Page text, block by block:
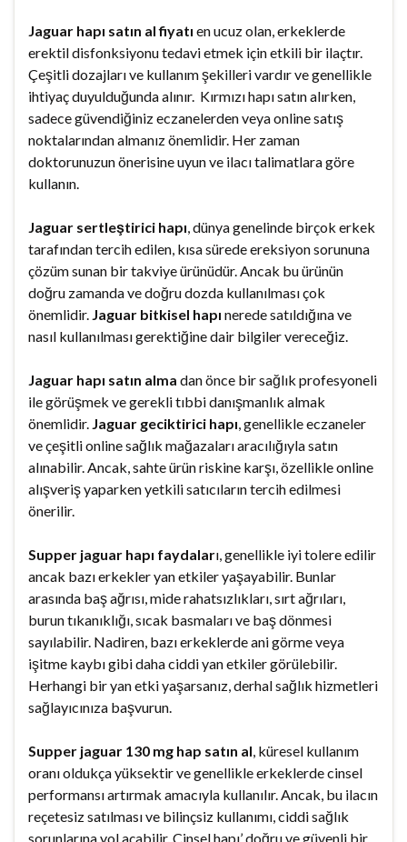
Jaguar hapı satın al fiyatı en ucuz olan, erkeklerde
erektil disfonksiyonu tedavi etmek için etkili bir ilaçtır.
Çeşitli dozajları ve kullanım şekilleri vardır ve genellikle
ihtiyaç duyulduğunda alınır. Kırmızı hapı satın alırken,
sadece güvendiğiniz eczanelerden veya online satış
noktalarından almanız önemlidir. Her zaman
doktorunuzun önerisine uyun ve ilacı talimatlara göre
kullanın.
Jaguar sertleştirici hapı, dünya genelinde birçok erkek
tarafından tercih edilen, kısa sürede ereksiyon sorununa
çözüm sunan bir takviye ürünüdür. Ancak bu ürünün
doğru zamanda ve doğru dozda kullanılması çok
önemlidir. Jaguar bitkisel hapı nerede satıldığına ve
nasıl kullanılması gerektiğine dair bilgiler vereceğiz.
Jaguar hapı satın alma dan önce bir sağlık profesyoneli
ile görüşmek ve gerekli tıbbi danışmanlık almak
önemlidir. Jaguar geciktirici hapı, genellikle eczaneler
ve çeşitli online sağlık mağazaları aracılığıyla satın
alınabilir. Ancak, sahte ürün riskine karşı, özellikle online
alışveriş yaparken yetkili satıcıların tercih edilmesi
önerilir.
Supper jaguar hapı faydaları, genellikle iyi tolere edilir
ancak bazı erkekler yan etkiler yaşayabilir. Bunlar
arasında baş ağrısı, mide rahatsızlıkları, sırt ağrıları,
burun tıkanıklığı, sıcak basmaları ve baş dönmesi
sayılabilir. Nadiren, bazı erkeklerde ani görme veya
işitme kaybı gibi daha ciddi yan etkiler görülebilir.
Herhangi bir yan etki yaşarsanız, derhal sağlık hizmetleri
sağlayıcınıza başvurun.
Supper jaguar 130 mg hap satın al, küresel kullanım
oranı oldukça yüksektir ve genellikle erkeklerde cinsel
performansı artırmak amacıyla kullanılır. Ancak, bu ilacın
reçetesiz satılması ve bilinçsiz kullanımı, ciddi sağlık
sorunlarına yol açabilir. Cinsel hapı’ doğru ve güvenli bir